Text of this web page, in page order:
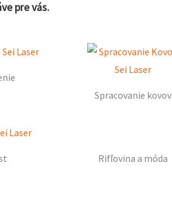
pre vás.
Spracovanie kovov
Rifľovina a móda